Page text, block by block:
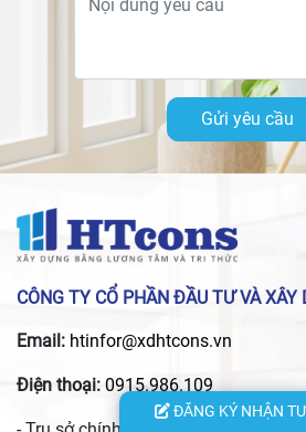
Gửi yêu cầu
CÔNG TY CỔ PHẦN ĐẦU TƯ VÀ
Email: htinfor@xdhtcons.vn
Điện thoại: 0915.986.109
ĐĂNG KÝ NHẬN